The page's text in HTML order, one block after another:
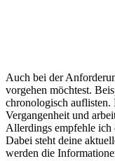
Auch bei der
vorgehen möchtest.
chronologisch auflisten.
Vergangenheit und
Allerdings empfehle ich
Dabei steht deine
werden die